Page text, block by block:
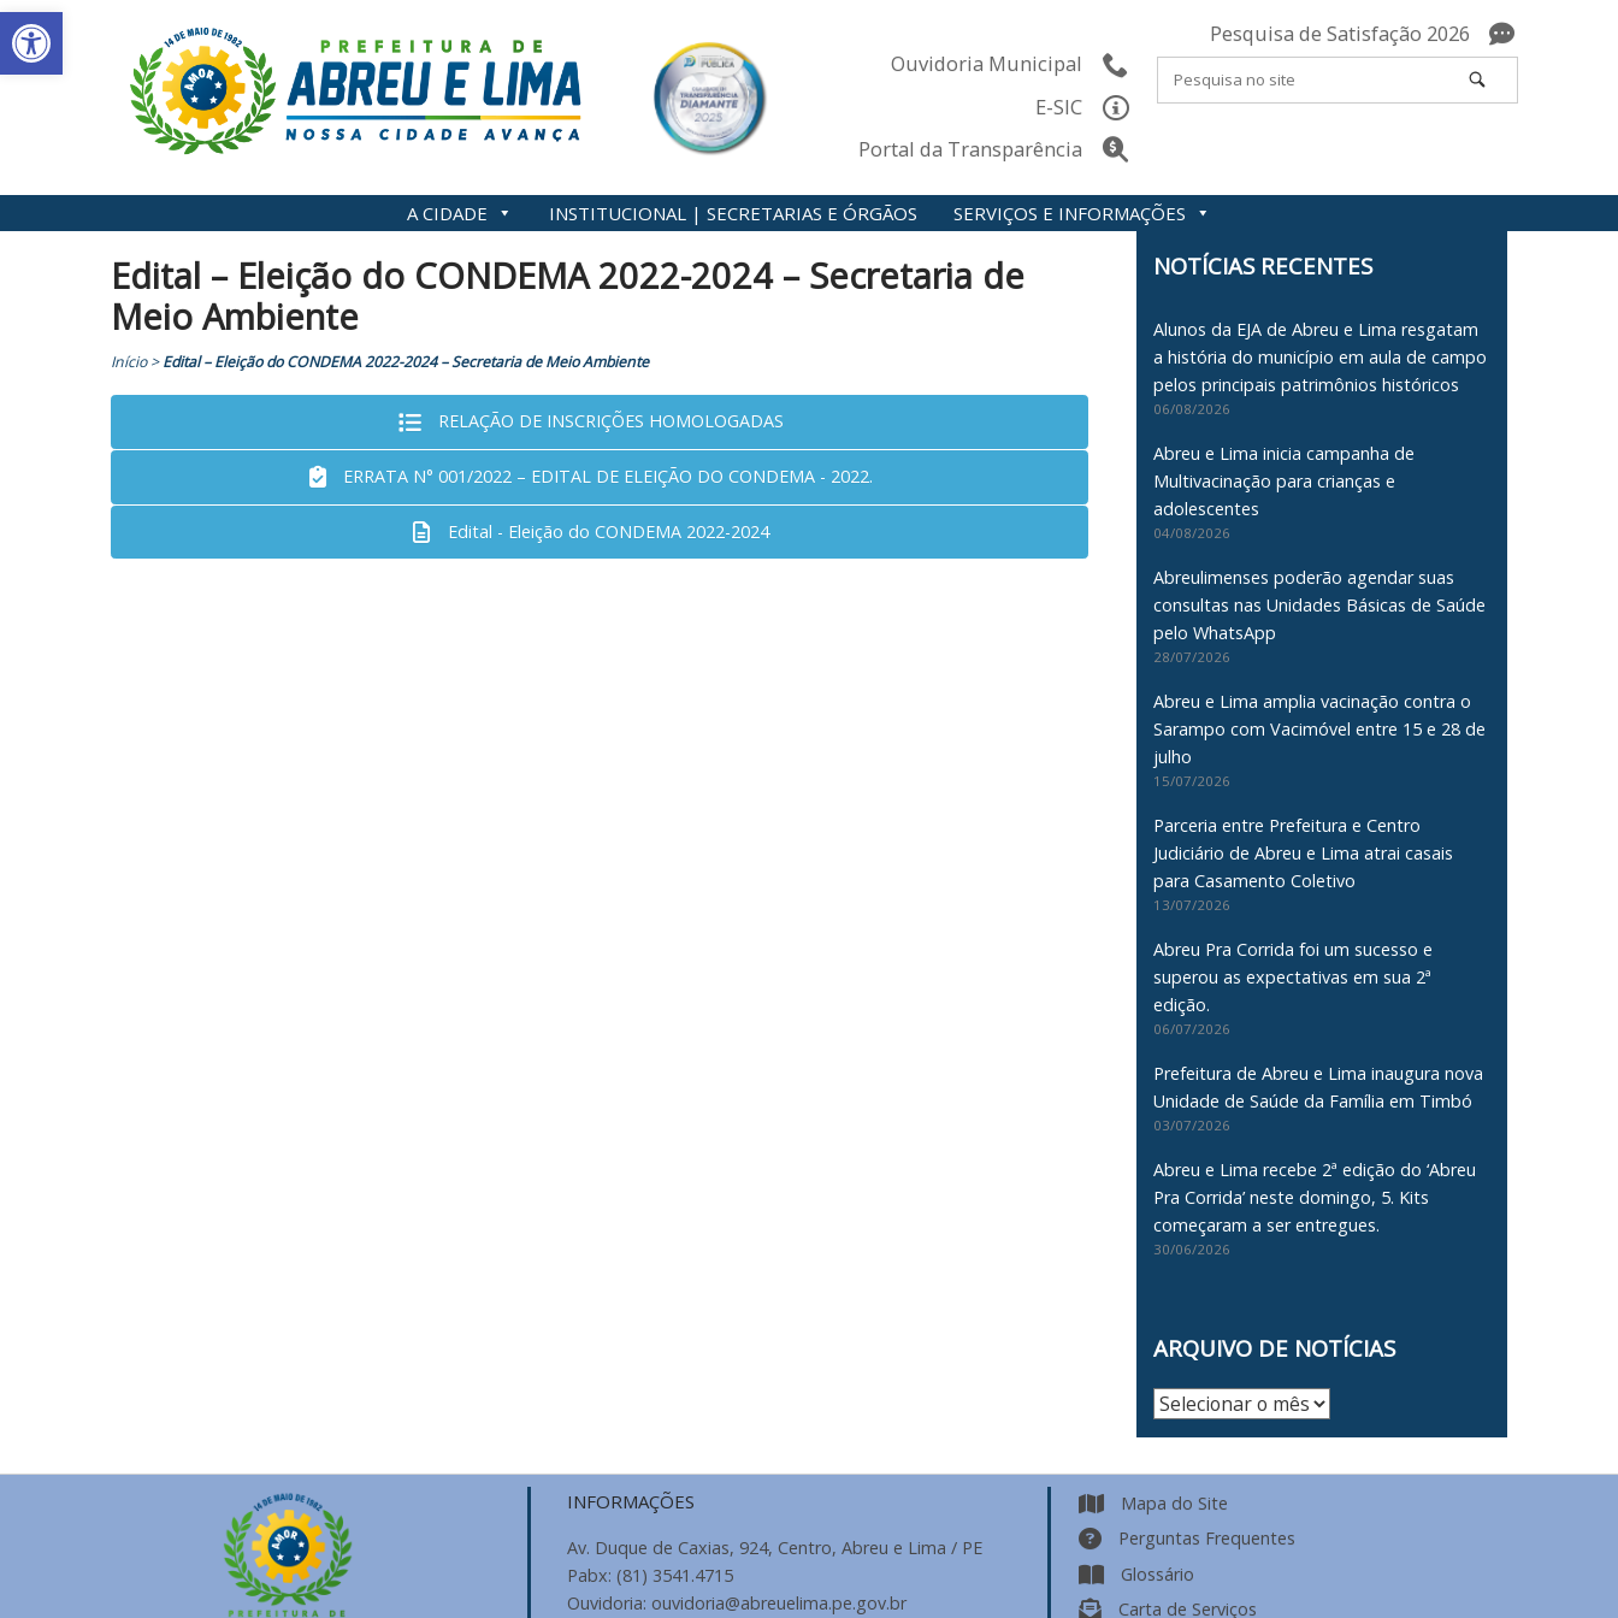
Abrir a barra de ferramentas
Skip
to
content
Ouvidoria Municipal
E-SIC
Portal da Transparência
Pesquisa de Satisfação 2026
A CIDADE INSTITUCIONAL | SECRETARIAS E ÓRGÃOS SERVIÇOS E INFORMAÇÕES
Edital – Eleição do CONDEMA 2022-2024 – Secretaria de
Meio Ambiente
Início>Edital – Eleição do CONDEMA 2022-2024 – Secretaria de Meio Ambiente
RELAÇÃO DE INSCRIÇÕES HOMOLOGADAS
ERRATA N° 001/2022 – EDITAL DE ELEIÇÃO DO CONDEMA - 2022.
Edital - Eleição do CONDEMA 2022-2024
NOTÍCIAS RECENTES
Alunos da EJA de Abreu e Lima resgatam
a história do município em aula de campo
pelos principais patrimônios históricos
06/08/2026
Abreu e Lima inicia campanha de
Multivacinação para crianças e
adolescentes
04/08/2026
Abreulimenses poderão agendar suas
consultas nas Unidades Básicas de Saúde
pelo WhatsApp
28/07/2026
Abreu e Lima amplia vacinação contra o
Sarampo com Vacimóvel entre 15 e 28 de
julho
15/07/2026
Parceria entre Prefeitura e Centro
Judiciário de Abreu e Lima atrai casais
para Casamento Coletivo
13/07/2026
Abreu Pra Corrida foi um sucesso e
superou as expectativas em sua 2ª
edição.
06/07/2026
Prefeitura de Abreu e Lima inaugura nova
Unidade de Saúde da Família em Timbó
03/07/2026
Abreu e Lima recebe 2ª edição do ‘Abreu
Pra Corrida’ neste domingo, 5. Kits
começaram a ser entregues.
30/06/2026
ARQUIVO DE NOTÍCIAS
Arquivo
INFORMAÇÕES
Av. Duque de Caxias, 924, Centro, Abreu e Lima / PE
Pabx: (81) 3541.4715
Ouvidoria: ouvidoria@abreuelima.pe.gov.br
Mapa do Site
Perguntas Frequentes
Glossário
Carta de Serviços